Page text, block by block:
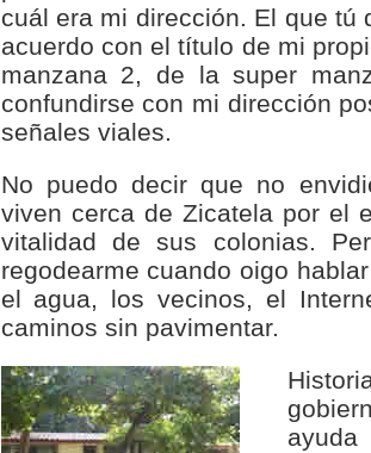
cuál era mi dirección. El que tú
acuerdo con el título de mi
manzana 2, de la super
confundirse con mi dirección
señales viales.
No puedo decir que no
viven cerca de Zicatela por el
vitalidad de sus colonias.
regodearme cuando oigo
el agua, los vecinos, el
caminos sin pavimentar.